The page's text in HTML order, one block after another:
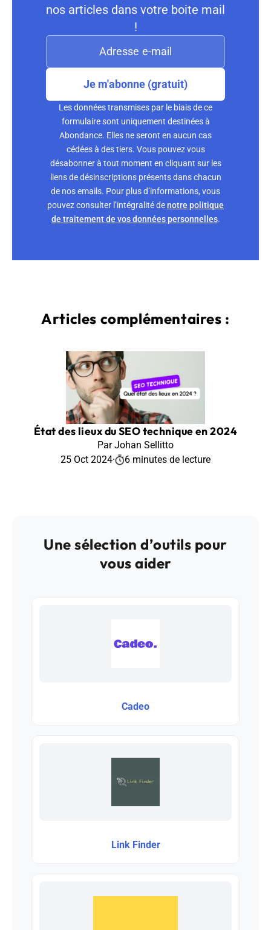
nos articles dans votre boite mail
!
Je m'abonne (gratuit)
Les données transmises par le biais de ce
formulaire sont uniquement destinées à
Abondance. Elles ne seront en aucun cas
cédées à des tiers. Vous pouvez vous
désabonner à tout moment en cliquant sur les
liens de désinscriptions présents dans chacun
de nos emails. Pour plus d’informations, vous
pouvez consulter l’intégralité denotre politique
de traitement de vos données personnelles.
Articles complémentaires :
État des lieux du SEO technique en 2024
Par Johan Sellitto
25 Oct 2024· 6 minutes de lecture
Une sélection d’outils pour
vous aider
Cadeo
Link Finder